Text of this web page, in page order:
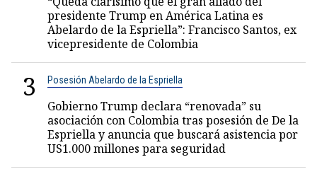
presidente Trump en América Latina es
Abelardo de la Espriella”: Francisco Santos, ex
vicepresidente de Colombia
3 Posesión Abelardo de la Espriella
Gobierno Trump declara “renovada” su
asociación con Colombia tras posesión de De la
Espriella y anuncia que buscará asistencia por
US1.000 millones para seguridad